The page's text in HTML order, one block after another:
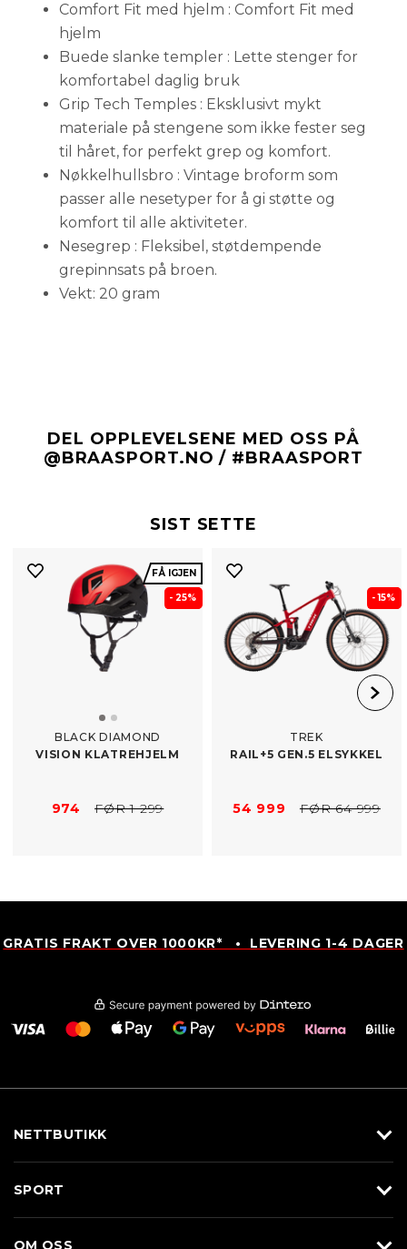
Comfort Fit med hjelm : Comfort Fit med
hjelm
Buede slanke templer : Lette stenger for
komfortabel daglig bruk
Grip Tech Temples : Eksklusivt mykt
materiale på stengene som ikke fester seg
til håret, for perfekt grep og komfort.
Nøkkelhullsbro : Vintage broform som
passer alle nesetyper for å gi støtte og
komfort til alle aktiviteter.
Nesegrep : Fleksibel, støtdempende
grepinnsats på broen.
Vekt: 20 gram
DEL OPPLEVELSENE MED OSS PÅ
@BRAASPORT.NO / #BRAASPORT
SIST SETTE
FÅ IGJEN
- 25%
BLACK DIAMOND
VISION KLATREHJELM
974 FØR 1 299
- 15%
TREK
RAIL+5 GEN.5 ELSYKKEL
54 999 FØR 64 999
GRATIS FRAKT OVER 1000KR* • LEVERING 1-4 DAGER
NETTBUTIKK
Sko
SPORT
OM OSS